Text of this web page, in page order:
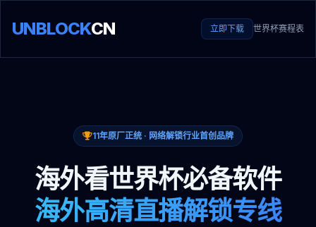
UNBLOCKCN 立即下载 世界杯赛程表
11年原厂正统 · 网络解锁行业首创品牌
海外看世界杯必备软件
海外高清直播解锁专线